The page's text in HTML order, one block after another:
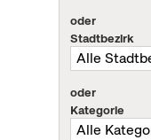
oder
Stadtbezirk
oder
Kategorie